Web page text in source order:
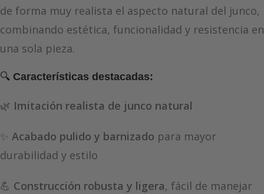
de forma muy realista el aspecto natural del junco,
combinando estética, funcionalidad y resistencia en
una sola pieza.
🔍 Características destacadas:
🌿 Imitación realista de junco natural
✨ Acabado pulido y barnizado para mayor
durabilidad y estilo
💪 Construcción robusta y ligera, fácil de manejar